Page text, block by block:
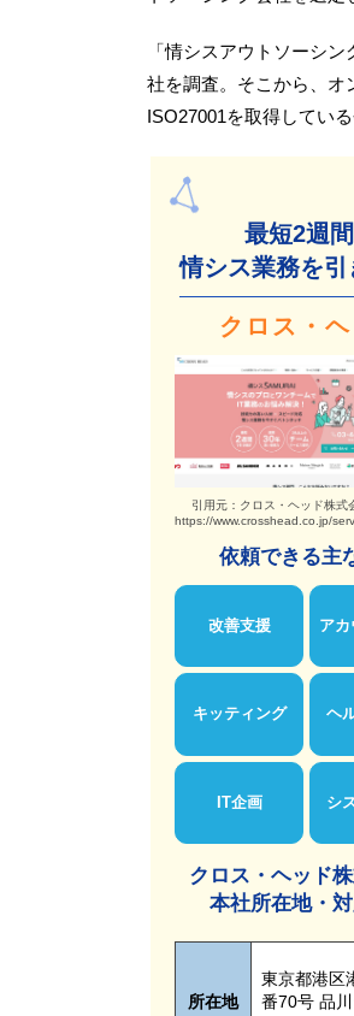
「情シスアウトソーシ
社を調査。そこから、オ
ISO27001を取得してい
最短2週
情シス業務を引
クロス・
引用元：クロス・ヘッド株式
https://www.crosshead.co.jp/
依頼できる主
改善支援 ア
キッティング ヘ
IT企画 シ
クロス・ヘッド
本社所在地・
所在地
東京都港区
番70号 品